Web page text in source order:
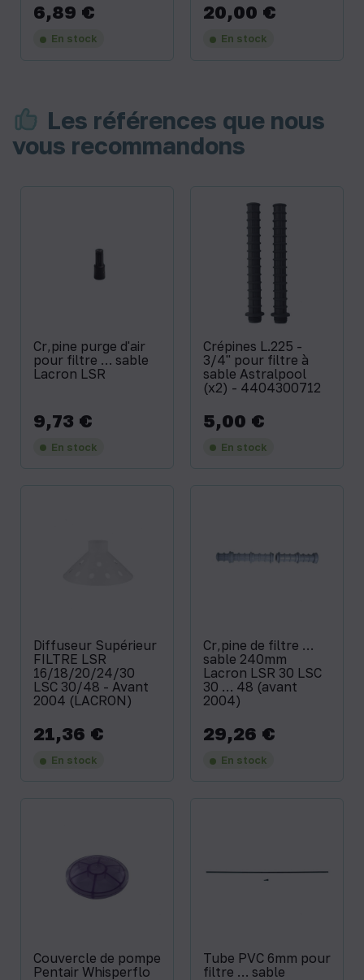
Prix
6,89 €
En stock
Prix
20,00 €
En stock
Les références que nous
vous recommandons
Cr‚pine purge d'air
pour filtre … sable
Lacron LSR
Prix
9,73 €
En stock
Crépines L.225 -
3/4'' pour filtre à
sable Astralpool
(x2) - 4404300712
Prix
5,00 €
En stock
Diffuseur Supérieur
FILTRE LSR
16/18/20/24/30
LSC 30/48 - Avant
2004 (LACRON)
Prix
21,36 €
En stock
Cr‚pine de filtre …
sable 240mm
Lacron LSR 30 LSC
30 … 48 (avant
2004)
Prix
29,26 €
En stock
Couvercle de pompe
Pentair Whisperflo
Tube PVC 6mm pour
filtre … sable